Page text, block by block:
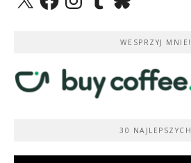
WESPRZYJ MNIE!
30 NAJLEPSZYCH